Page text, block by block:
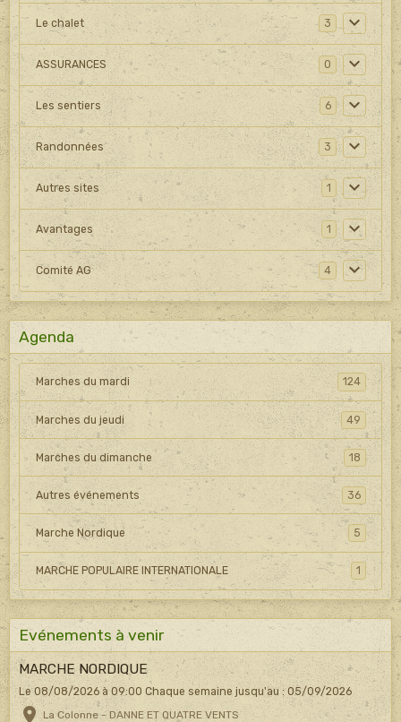
Le chalet 3
ASSURANCES 0
Les sentiers 6
Randonnées 3
Autres sites 1
Avantages 1
Comité AG 4
Agenda
Marches du mardi 124
Marches du jeudi 49
Marches du dimanche 18
Autres événements 36
Marche Nordique 5
MARCHE POPULAIRE INTERNATIONALE 1
Evénements à venir
MARCHE NORDIQUE
Le 08/08/2026 à 09:00 Chaque semaine jusqu'au : 05/09/2026
La Colonne - DANNE ET QUATRE VENTS